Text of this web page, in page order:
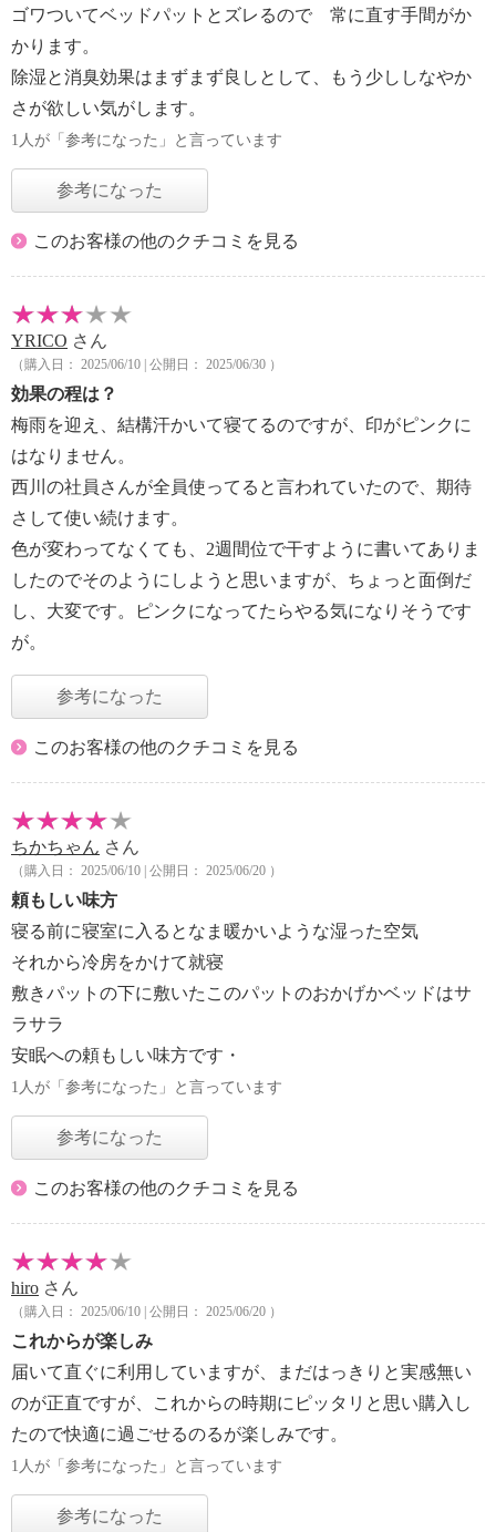
ゴワついてベッドパットとズレるので 常に直す手間がか
かります。
除湿と消臭効果はまずまず良しとして、もう少ししなやか
さが欲しい気がします。
1人が「参考になった」と言っています
参考になった
このお客様の他のクチコミを見る
YRICO さん
（購入日： 2025/06/10 | 公開日： 2025/06/30 ）
効果の程は？
梅雨を迎え、結構汗かいて寝てるのですが、印がピンクに
はなりません。
西川の社員さんが全員使ってると言われていたので、期待
さして使い続けます。
色が変わってなくても、2週間位で干すように書いてありま
したのでそのようにしようと思いますが、ちょっと面倒だ
し、大変です。ピンクになってたらやる気になりそうです
が。
参考になった
このお客様の他のクチコミを見る
ちかちゃん さん
（購入日： 2025/06/10 | 公開日： 2025/06/20 ）
頼もしい味方
寝る前に寝室に入るとなま暖かいような湿った空気
それから冷房をかけて就寝
敷きパットの下に敷いたこのパットのおかげかベッドはサ
ラサラ
安眠への頼もしい味方です・
1人が「参考になった」と言っています
参考になった
このお客様の他のクチコミを見る
hiro さん
（購入日： 2025/06/10 | 公開日： 2025/06/20 ）
これからが楽しみ
届いて直ぐに利用していますが、まだはっきりと実感無い
のが正直ですが、これからの時期にピッタリと思い購入し
たので快適に過ごせるのるが楽しみです。
1人が「参考になった」と言っています
参考になった